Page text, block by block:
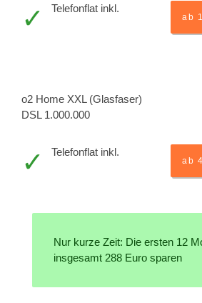
Telefonflat inkl.
ab
o2 Home XXL (Glasfaser)
DSL 1.000.000
Telefonflat inkl.
ab
Nur kurze Zeit: Die ersten 12
insgesamt 288 Euro sparen